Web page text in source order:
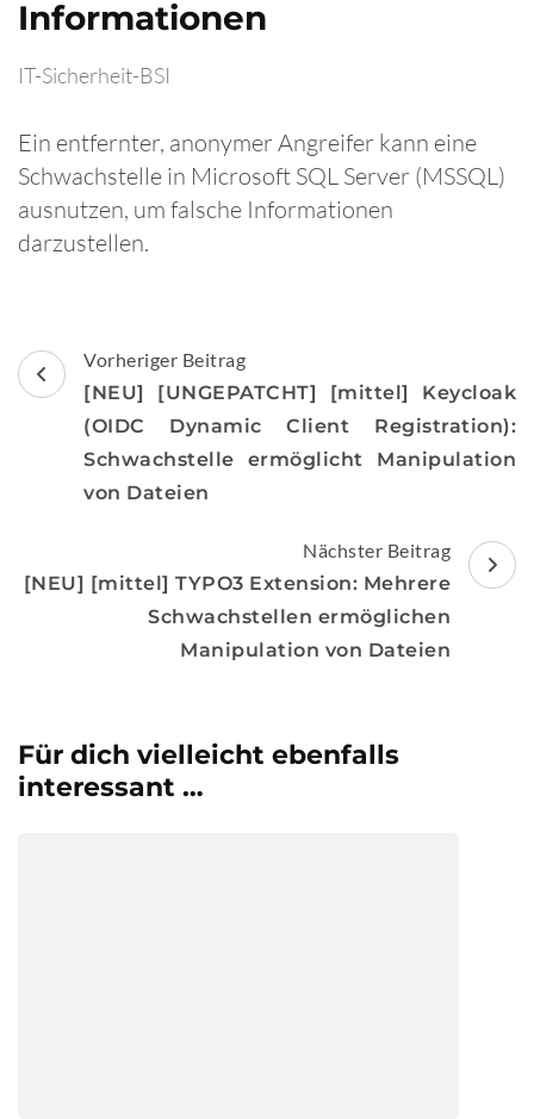
Informationen
IT-Sicherheit-BSI
Ein entfernter, anonymer Angreifer kann eine
Schwachstelle in Microsoft SQL Server (MSSQL)
ausnutzen, um falsche Informationen
darzustellen.
Beitragsnavigation
Vorheriger Beitrag
[NEU] [UNGEPATCHT] [mittel] Keycloak
(OIDC Dynamic Client Registration):
Schwachstelle ermöglicht Manipulation
von Dateien
Nächster Beitrag
[NEU] [mittel] TYPO3 Extension: Mehrere
Schwachstellen ermöglichen
Manipulation von Dateien
Für dich vielleicht ebenfalls
interessant …